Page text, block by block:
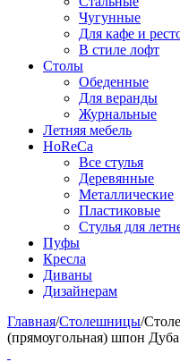
Чугунные
Для кафе и
В стиле лофт
Столы
Обеденные
Для веранды
Журнальные
Летняя мебель
HoReCa
Все стулья
Деревянные
Металлические
Пластиковые
Стулья для
Пуфы
Кресла
Диваны
Дизайнерам
Главная/Столешницы/
(прямоугольная) шпон Дуба